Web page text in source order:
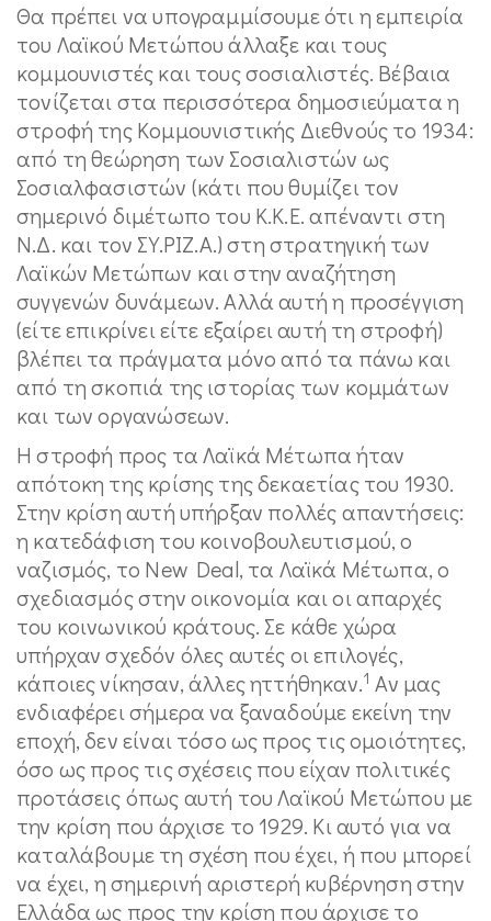
Θα πρέπει να υπογραμμίσουμε ότι η εμπειρία
του Λαϊκού Μετώπου άλλαξε και τους
κομμουνιστές και τους σοσιαλιστές. Βέβαια
τονίζεται στα περισσότερα δημοσιεύματα η
στροφή της Κομμουνιστικής Διεθνούς το 1934:
από τη θεώρηση των Σοσιαλιστών ως
Σοσιαλφασιστών (κάτι που θυμίζει τον
σημερινό διμέτωπο του Κ.Κ.Ε. απέναντι στη
Ν.Δ. και τον ΣΥ.ΡΙΖ.Α.) στη στρατηγική των
Λαϊκών Μετώπων και στην αναζήτηση
συγγενών δυνάμεων. Αλλά αυτή η προσέγγιση
(είτε επικρίνει είτε εξαίρει αυτή τη στροφή)
βλέπει τα πράγματα μόνο από τα πάνω και
από τη σκοπιά της ιστορίας των κομμάτων
και των οργανώσεων.
Η στροφή προς τα Λαϊκά Μέτωπα ήταν
απότοκη της κρίσης της δεκαετίας του 1930.
Στην κρίση αυτή υπήρξαν πολλές απαντήσεις:
η κατεδάφιση του κοινοβουλευτισμού, ο
ναζισμός, το New Deal, τα Λαϊκά Μέτωπα, ο
σχεδιασμός στην οικονομία και οι απαρχές
του κοινωνικού κράτους. Σε κάθε χώρα
υπήρχαν σχεδόν όλες αυτές οι επιλογές,
κάποιες νίκησαν, άλλες ηττήθηκαν.1 Αν μας
ενδιαφέρει σήμερα να ξαναδούμε εκείνη την
εποχή, δεν είναι τόσο ως προς τις ομοιότητες,
όσο ως προς τις σχέσεις που είχαν πολιτικές
προτάσεις όπως αυτή του Λαϊκού Μετώπου με
την κρίση που άρχισε το 1929. Κι αυτό για να
καταλάβουμε τη σχέση που έχει, ή που μπορεί
να έχει, η σημερινή αριστερή κυβέρνηση στην
Ελλάδα ως προς την κρίση που άρχισε το